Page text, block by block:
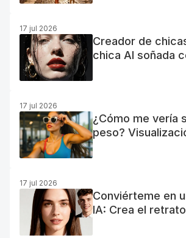
17 jul 2026
Creador de
chica AI soñada
17 jul 2026
¿Cómo me vería
peso?
17 jul 2026
Conviérteme en
IA: Crea el